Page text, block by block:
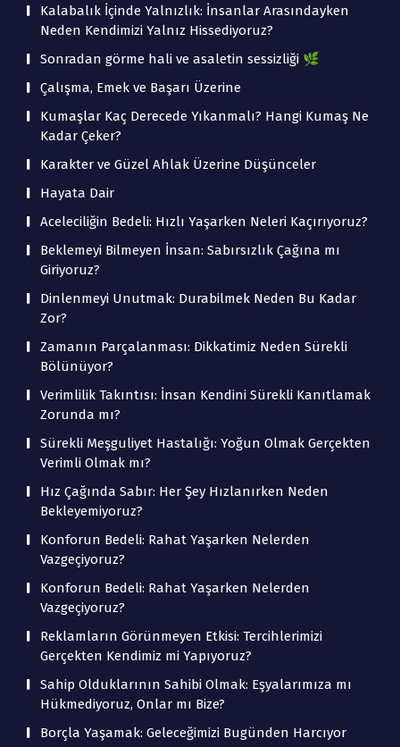
Kalabalık İçinde Yalnızlık: İnsanlar Arasındayken
Neden Kendimizi Yalnız Hissediyoruz?
Sonradan görme hali ve asaletin sessizliği 🌿
Çalışma, Emek ve Başarı Üzerine
Kumaşlar Kaç Derecede Yıkanmalı? Hangi Kumaş Ne
Kadar Çeker?
Karakter ve Güzel Ahlak Üzerine Düşünceler
Hayata Dair
Aceleciliğin Bedeli: Hızlı Yaşarken Neleri Kaçırıyoruz?
Beklemeyi Bilmeyen İnsan: Sabırsızlık Çağına mı
Giriyoruz?
Dinlenmeyi Unutmak: Durabilmek Neden Bu Kadar
Zor?
Zamanın Parçalanması: Dikkatimiz Neden Sürekli
Bölünüyor?
Verimlilik Takıntısı: İnsan Kendini Sürekli Kanıtlamak
Zorunda mı?
Sürekli Meşguliyet Hastalığı: Yoğun Olmak Gerçekten
Verimli Olmak mı?
Hız Çağında Sabır: Her Şey Hızlanırken Neden
Bekleyemiyoruz?
Konforun Bedeli: Rahat Yaşarken Nelerden
Vazgeçiyoruz?
Konforun Bedeli: Rahat Yaşarken Nelerden
Vazgeçiyoruz?
Reklamların Görünmeyen Etkisi: Tercihlerimizi
Gerçekten Kendimiz mi Yapıyoruz?
Sahip Olduklarının Sahibi Olmak: Eşyalarımıza mı
Hükmediyoruz, Onlar mı Bize?
Borçla Yaşamak: Geleceğimizi Bugünden Harcıyor